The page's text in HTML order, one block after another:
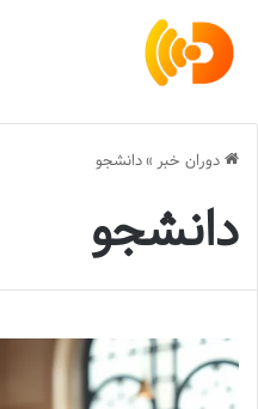
دوران خبر »دانشجو
دانشجو